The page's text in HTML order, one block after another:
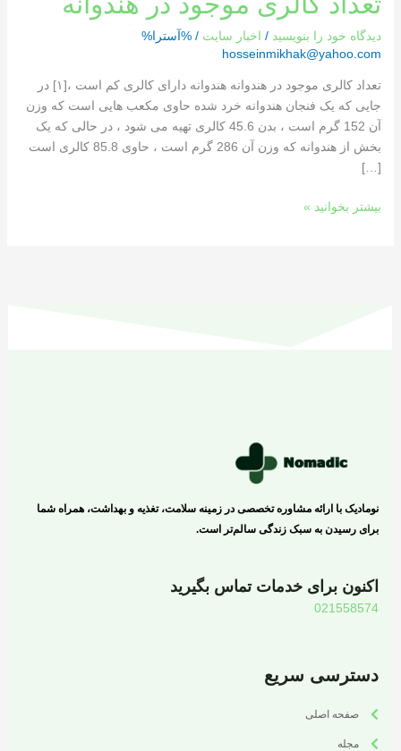
دیدگاه‌ خود را بنویسید / اخبار سایت / %آسترا%
hosseinmikhak@yahoo.com
تعداد کالری موجود در هندوانه هندوانه دارای کالری کم است ،[١] در
جایی که یک فنجان هندوانه خرد شده حاوی مکعب هایی است که وزن
آن 152 گرم است ، بدن 45.6 کالری تهیه می شود ، در حالی که یک
بخش از هندوانه که وزن آن 286 گرم است ، حاوی 85.8 کالری است
[…]
بیشتر بخوانید »
نومادیک با ارائه مشاوره تخصصی در زمینه سلامت، تغذیه و بهداشت، همراه شما
برای رسیدن به سبک زندگی سالم‌تر است.
اکنون برای خدمات تماس بگیرید
021558574
دسترسی سریع
صفحه اصلی
مجله